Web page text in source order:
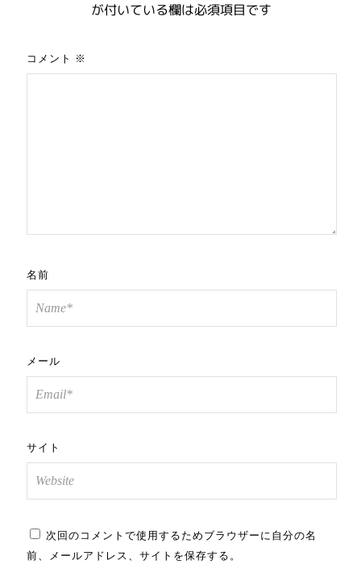
が付いている欄は必須項目です
コメント ※
名前
メール
サイト
次回のコメントで使用するためブラウザーに自分の名
前、メールアドレス、サイトを保存する。